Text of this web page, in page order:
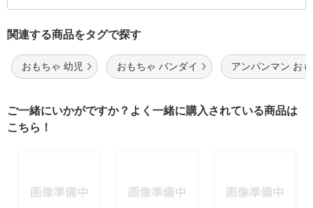
関連する商品をタグで探す
おもちゃ 幼児 おもちゃ バンダイ アンパンマン お
ご一緒にいかがですか？よく一緒に購入されている商品は
こちら！